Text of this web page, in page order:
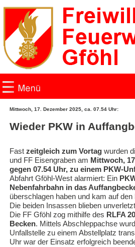
News
Fotogalerie
Fotogalerie 2019
Mittwoch, 17. Dezember 2025, ca. 07.54 Uhr:
Wieder PKW in
Fast zeitgleich zum Vortagwurden
und FF Eisengraben am Mittwoch,
gegen 07.54 Uhr, zu einem PKW-
Abfahrt Gföhl-West alarmiert: Ein
Nebenfahrbahn in das
überschlagen haben und kam auf
Die beiden Insassen blieben
Die FF Gföhl zog mithilfe des RLFA
Becken. Mittels Abschleppachse
Unfallstelle zu einem Abstellplatz
Uhr war der Einsatz erfolgreich